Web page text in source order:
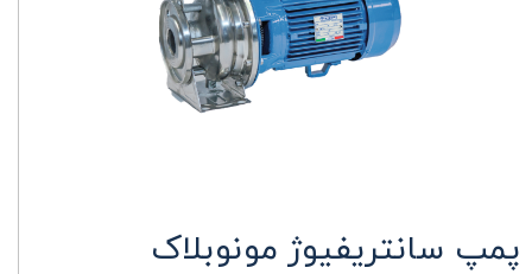
پمپ سانتریفیوژ مونوبلاک